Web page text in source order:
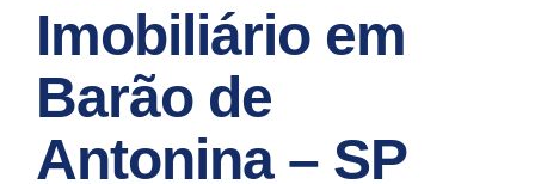
Imobiliário em
Barão de
Antonina – SP